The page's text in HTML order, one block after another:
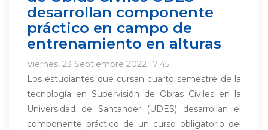
desarrollan componente
práctico en campo de
entrenamiento en alturas
Viernes, 23 Septiembre 2022 17:45
Los estudiantes que cursan cuarto semestre de la
tecnología en Supervisión de Obras Civiles en la
Universidad de Santander (UDES) desarrollan el
componente práctico de un curso obligatorio del